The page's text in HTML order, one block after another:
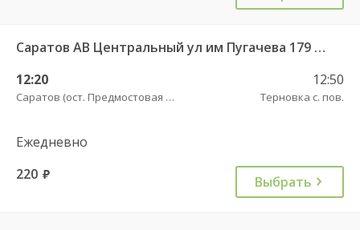
Саратов АВ Центральный ул им Пугачева 179 А — Старая Полтавка
12:20
Саратов (ост. Предмостовая площадь)
12:50
Терновка с. пов.
Ежедневно
220 руб. Выбрать